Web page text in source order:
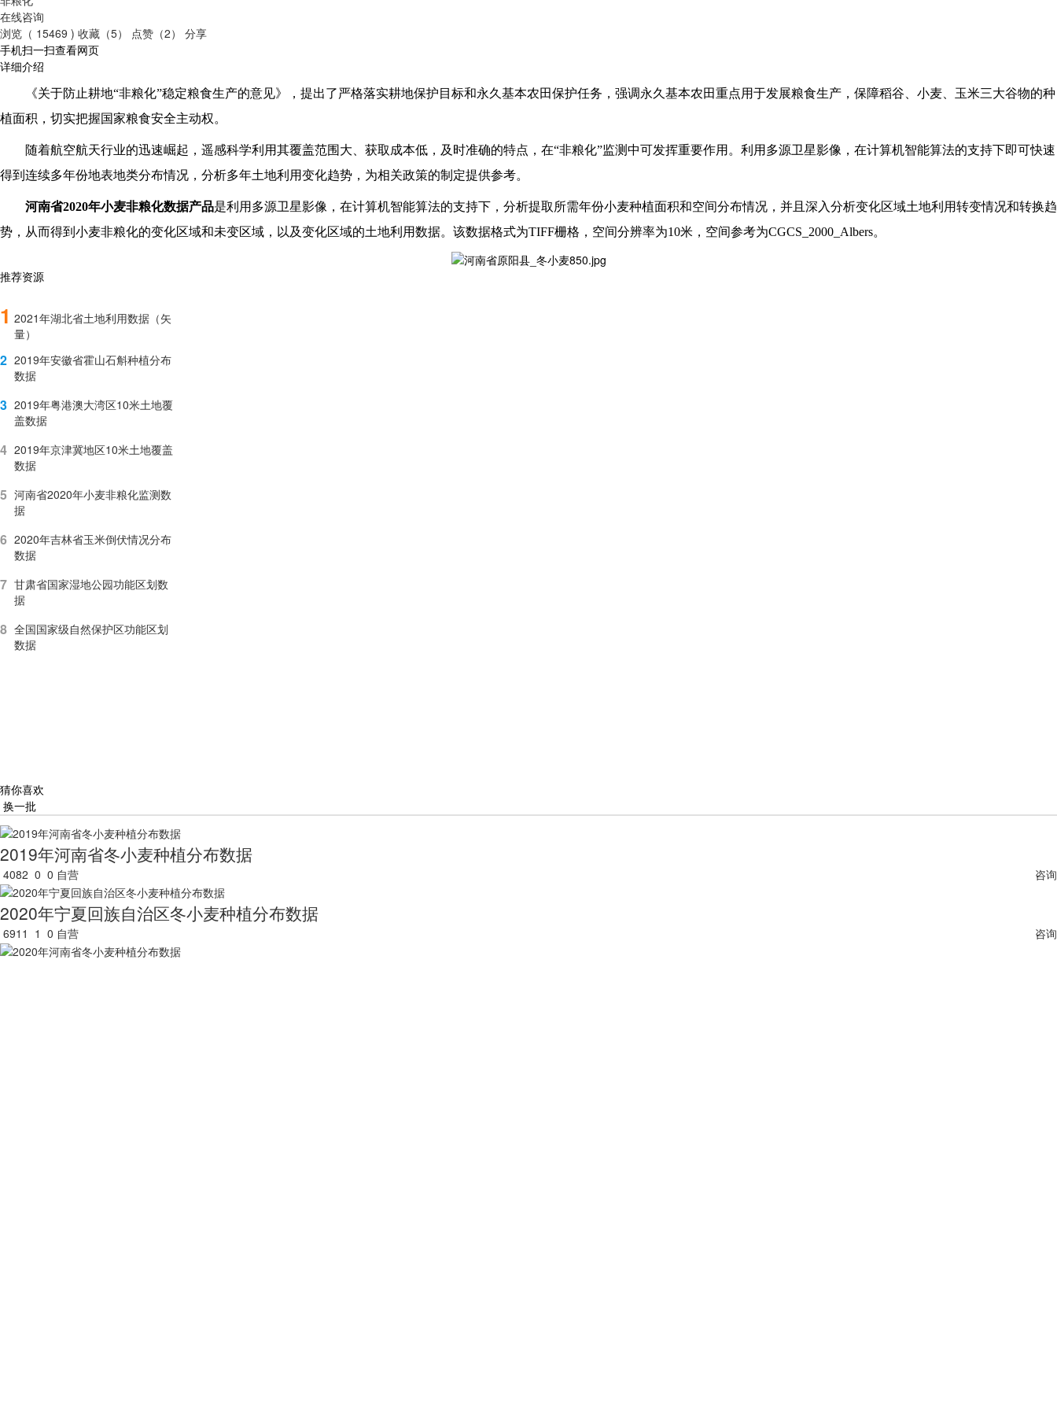
在线咨询
浏览（ 15469 ) 收藏（5） 点赞（2）
分享
手机扫一扫查看网页
详细介绍
《关于防止耕地“非粮化”稳定粮食生产的意见》，提出了严格落实耕地保护目标和永久基本农田保护任务，强调永久基本农田重点用于发展粮食生产，保障稻谷、小麦、玉米三大谷物的种
植面积，切实把握国家粮食安全主动权。
随着航空航天行业的迅速崛起，遥感科学利用其覆盖范围大、获取成本低，及时准确的特点，在“非粮化”监测中可发挥重要作用。利用多源卫星影像，在计算机智能算法的支持下即可快速
得到连续多年份地表地类分布情况，分析多年土地利用变化趋势，为相关政策的制定提供参考。
河南省2020年小麦非粮化数据产品是利用多源卫星影像，在计算机智能算法的支持下，分析提取所需年份小麦种植面积和空间分布情况，并且深入分析变化区域土地利用转变情况和转换趋
势，从而得到小麦非粮化的变化区域和未变区域，以及变化区域的土地利用数据。该数据格式为TIFF栅格，空间分辨率为10米，空间参考为CGCS_2000_Albers。
推荐资源
1 2021年湖北省土地利用数据（矢
量）
2 2019年安徽省霍山石斛种植分布
数据
3 2019年粤港澳大湾区10米土地覆
盖数据
4 2019年京津冀地区10米土地覆盖
数据
5 河南省2020年小麦非粮化监测数
据
6 2020年吉林省玉米倒伏情况分布
数据
7 甘肃省国家湿地公园功能区划数
据
8 全国国家级自然保护区功能区划
数据
猜你喜欢
换一批
2019年河南省冬小麦种植分布数据
4082 0 0 自营 咨询
2020年宁夏回族自治区冬小麦种植分布数据
6911 1 0 自营 咨询